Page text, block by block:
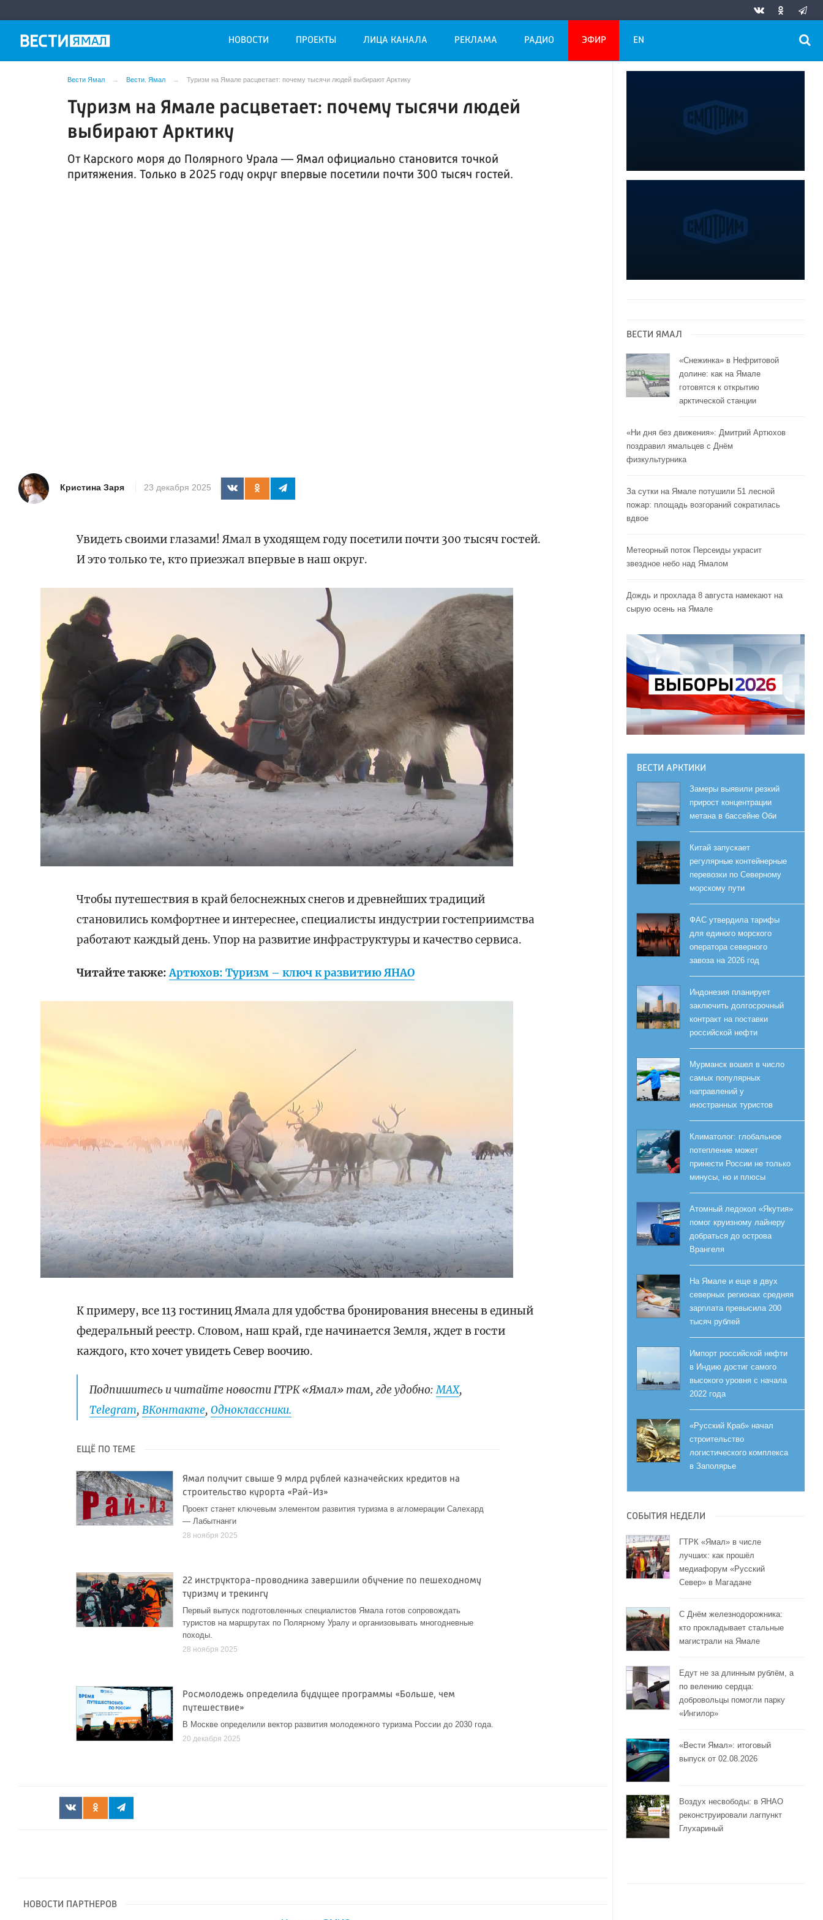
НОВОСТИ ПРОЕКТЫ ЛИЦА КАНАЛА РЕКЛАМА РАДИО ЭФИР EN
Вести Ямал Вести. Ямал Туризм на Ямале расцветает: почему тысячи людей выбирают Арктику
Туризм на Ямале расцветает: почему тысячи людей
выбирают Арктику
От Карского моря до Полярного Урала — Ямал официально становится точкой
притяжения. Только в 2025 году округ впервые посетили почти 300 тысяч гостей.
Кристина Заря 23 декабря 2025
Увидеть своими глазами! Ямал в уходящем году посетили почти 300 тысяч гостей.
И это только те, кто приезжал впервые в наш округ.
Чтобы путешествия в край белоснежных снегов и древнейших традиций
становились комфортнее и интереснее, специалисты индустрии гостеприимства
работают каждый день. Упор на развитие инфраструктуры и качество сервиса.
Читайте также:Артюхов: Туризм – ключ к развитию ЯНАО
К примеру, все 113 гостиниц Ямала для удобства бронирования внесены в единый
федеральный реестр. Словом, наш край, где начинается Земля, ждет в гости
каждого, кто хочет увидеть Север воочию.
Подпишитесь и читайте новости ГТРК «Ямал» там, где удобно:МАХ,
Telegram,ВКонтакте,Одноклассники.
ЕЩЁ ПО ТЕМЕ
Ямал получит свыше 9 млрд рублей казначейских кредитов на
строительство курорта «Рай-Из»
Проект станет ключевым элементом развития туризма в агломерации Салехард
— Лабытнанги
28 ноября 2025
22 инструктора-проводника завершили обучение по пешеходному
туризму и трекингу
Первый выпуск подготовленных специалистов Ямала готов сопровождать
туристов на маршрутах по Полярному Уралу и организовывать многодневные
походы.
28 ноября 2025
Росмолодежь определила будущее программы «Больше, чем
путешествие»
В Москве определили вектор развития молодежного туризма России до 2030 года.
20 декабря 2025
НОВОСТИ ПАРТНЕРОВ
ВЕСТИ ЯМАЛ
«Снежинка» в Нефритовой
долине: как на Ямале
готовятся к открытию
арктической станции
«Ни дня без движения»: Дмитрий Артюхов
поздравил ямальцев с Днём
физкультурника
За сутки на Ямале потушили 51 лесной
пожар: площадь возгораний сократилась
вдвое
Метеорный поток Персеиды украсит
звездное небо над Ямалом
Дождь и прохлада 8 августа намекают на
сырую осень на Ямале
ВЕСТИ АРКТИКИ
Замеры выявили резкий
прирост концентрации
метана в бассейне Оби
Китай запускает
регулярные контейнерные
перевозки по Северному
морскому пути
ФАС утвердила тарифы
для единого морского
оператора северного
завоза на 2026 год
Индонезия планирует
заключить долгосрочный
контракт на поставки
российской нефти
Мурманск вошел в число
самых популярных
направлений у
иностранных туристов
Климатолог: глобальное
потепление может
принести России не только
минусы, но и плюсы
Атомный ледокол «Якутия»
помог круизному лайнеру
добраться до острова
Врангеля
На Ямале и еще в двух
северных регионах средняя
зарплата превысила 200
тысяч рублей
Импорт российской нефти
в Индию достиг самого
высокого уровня с начала
2022 года
«Русский Краб» начал
строительство
логистического комплекса
в Заполярье
СОБЫТИЯ НЕДЕЛИ
ГТРК «Ямал» в числе
лучших: как прошёл
медиафорум «Русский
Север» в Магадане
С Днём железнодорожника:
кто прокладывает стальные
магистрали на Ямале
Едут не за длинным рублём, а
по велению сердца:
добровольцы помогли парку
«Ингилор»
«Вести Ямал»: итоговый
выпуск от 02.08.2026
Воздух несвободы: в ЯНАО
реконструировали лагпункт
Глухариный